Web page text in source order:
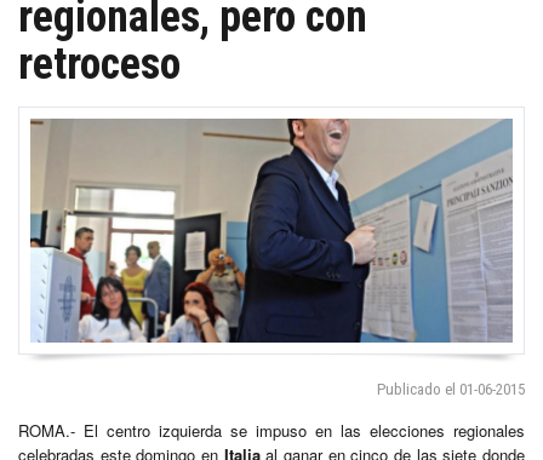
regionales, pero con
retroceso
Publicado el 01-06-2015
ROMA.- El centro izquierda se impuso en las elecciones regionales
celebradas este domingo en Italiaal ganar en cinco de las siete donde